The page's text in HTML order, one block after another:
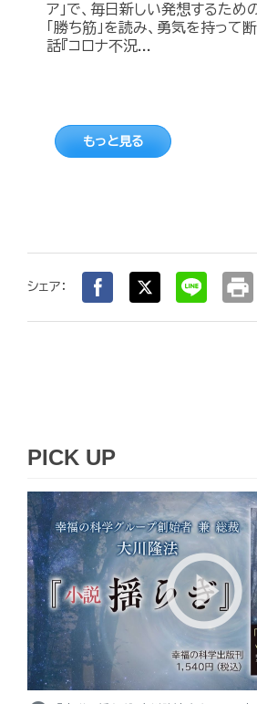
ア」で、毎日新しい発想するた
「勝ち筋」を読み、勇気を持っ
話『コロナ不況...
もっと見る
シェア： print
PICK UP